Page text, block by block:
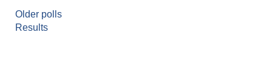
Older polls
Results